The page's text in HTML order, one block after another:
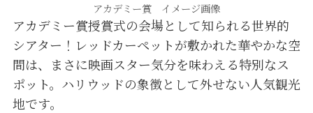
アカデミー賞 イメージ画像
アカデミー賞授賞式の会場として知られる世界的
シアター！レッドカーペットが敷かれた華やかな空
間は、まさに映画スター気分を味わえる特別なス
ポット。ハリウッドの象徴として外せない人気観光
地です。